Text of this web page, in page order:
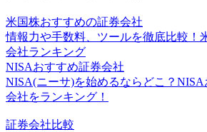
米国株おすすめの証券会社
情報力や手数料、ツールを徹底比較！
会社ランキング
NISAおすすめ証券会社
NISA(ニーサ)を始めるならどこ？
会社をランキング！
証券会社比較